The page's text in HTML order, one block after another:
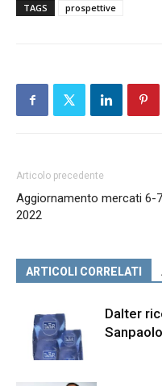
TAGS prospettive
Articolo precedente
Aggiornamento mercati 6-
2022
ARTICOLI CORRELATI
Dalter
Sanpaolo